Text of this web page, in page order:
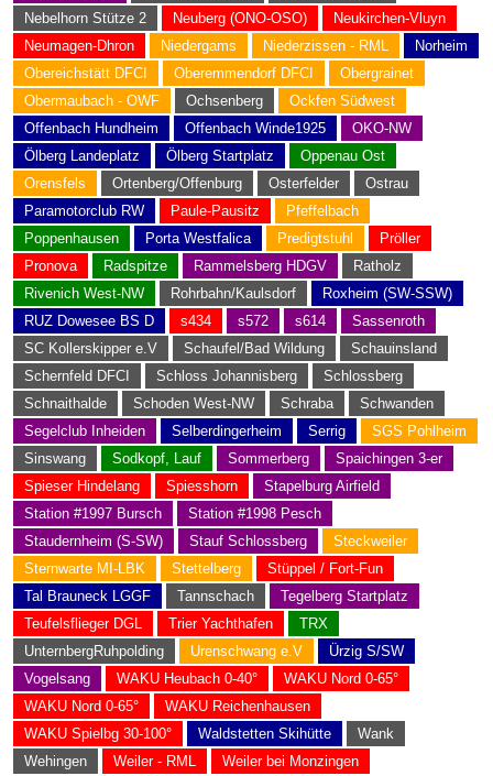
Nebelhorn Stütze 2
Neuberg (ONO-OSO)
Neukirchen-Vluyn
Neumagen-Dhron
Niedergams Niederzissen - RML
Norheim
Obereichstätt DFCI
Oberemmendorf DFCI
Obergrainet
Obermaubach - OWF
Ochsenberg
Ockfen Südwest
Offenbach Hundheim
Offenbach Winde1925
OKO-NW
Ölberg Landeplatz
Ölberg Startplatz
Oppenau Ost
Orensfels
Ortenberg/Offenburg Osterfelder
Ostrau
Paramotorclub RW
Paule-Pausitz
Pfeffelbach
Poppenhausen
Porta Westfalica Predigtstuhl
Pröller
Pronova
Radspitze Rammelsberg HDGV
Ratholz
Rivenich West-NW
Rohrbahn/Kaulsdorf
Roxheim (SW-SSW)
RUZ Dowesee BS D
s434 s572 s614
Sassenroth
SC Kollerskipper e.V
Schaufel/Bad Wildung
Schauinsland
Schernfeld DFCI
Schloss Johannisberg
Schlossberg
Schnaithalde
Schoden West-NW Schraba
Schwanden
Segelclub Inheiden
Selberdingerheim Serrig
SGS Pohlheim
Sinswang
Sodkopf, Lauf Sommerberg
Spaichingen 3-er
Spieser Hindelang
Spiesshorn
Stapelburg Airfield
Station #1997 Bursch
Station #1998 Pesch
Staudernheim (S-SW)
Stauf Schlossberg
Steckweiler
Sternwarte MI-LBK
Stettelberg
Stüppel / Fort-Fun
Tal Brauneck LGGF
Tannschach
Tegelberg Startplatz
Teufelsflieger DGL
Trier Yachthafen
TRX
UnternbergRuhpolding
Urenschwang e.V
Ürzig S/SW
Vogelsang
WAKU Heubach 0-40°
WAKU Nord 0-65°
WAKU Nord 0-65°
WAKU Reichenhausen
WAKU Spielbg 30-100°
Waldstetten Skihütte
Wank
Wehingen
Weiler - RML Weiler bei Monzingen